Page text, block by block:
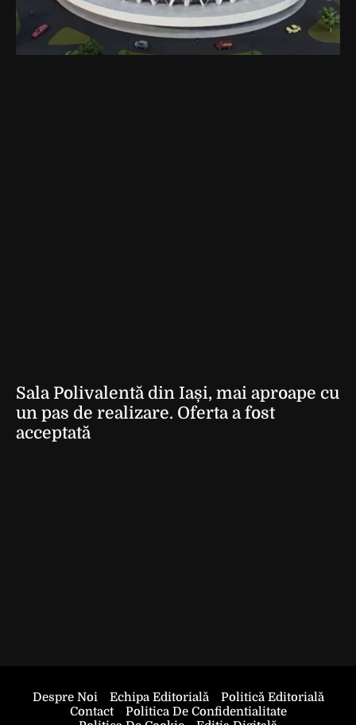
Sala Polivalentă din Iași, mai aproape cu
un pas de realizare. Oferta a fost
acceptată
Despre Noi Echipa Editorială
Politică Editorială
Contact
Politica De Confidentialitate